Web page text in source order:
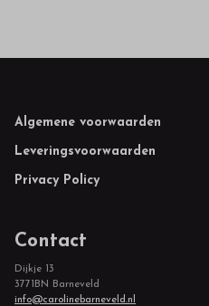
Footer
Algemene voorwaarden
Leveringsvoorwaarden
Privacy Policy
Contact
Dijkje 13
3771BN Barneveld
info@carolinebarneveld.nl